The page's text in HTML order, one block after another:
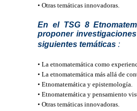
• Otras temáticas innovadoras.
En el TSG 8
proponer
siguientes temáticas :
• La etnomatemática como
• La etnomatemática más allá de
• Etnomatemática y epistemología.
• Etnomatemática y pensamiento
• Otras temáticas innovadoras.